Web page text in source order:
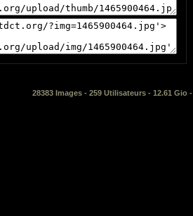
28383 Images - 259 Utilisateurs - 12.61 Gio -